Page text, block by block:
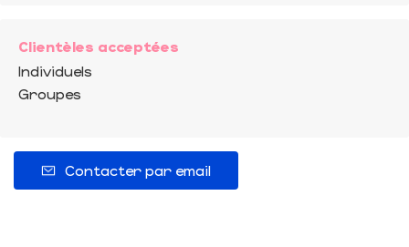
Clientèles acceptées
Individuels
Groupes
Contacter par email